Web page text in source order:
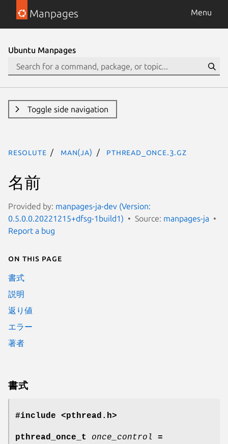
Manpages Menu
Ubuntu Manpages
Toggle side navigation
resolute man(ja) pthread_once.3.gz
名前
Provided by: manpages-ja-dev (Version:
0.5.0.0.20221215+dfsg-1build1)
Source: manpages-ja
Report a bug
On this page
書式
説明
返り値
エラー
著者
書式
#include <pthread.h>
pthread_once_t once_control
=